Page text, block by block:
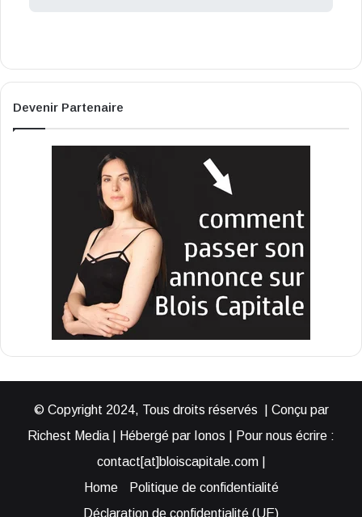
Devenir Partenaire
© Copyright 2024, Tous droits réservés | Conçu par
Richest Media | Hébergé par Ionos | Pour nous écrire :
contact[at]bloiscapitale.com |
Home
Politique de confidentialité
Déclaration de confidentialité (UE)